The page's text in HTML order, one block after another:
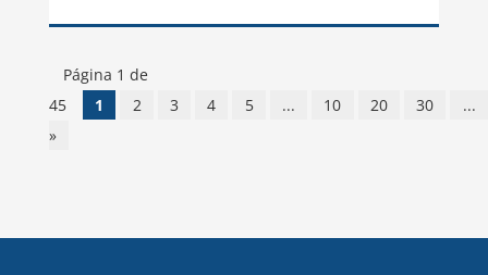
Página 1 de
45
1 2 3 4 5 ... 10 20 30
...
»